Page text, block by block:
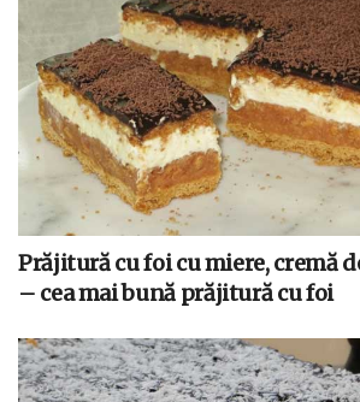
Prăjitură cu foi cu miere, cremă
– cea mai bună prăjitură cu foi